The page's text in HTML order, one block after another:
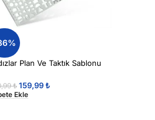
Plan Ve Taktık Sablonu
₺ 159,99₺
Ekle